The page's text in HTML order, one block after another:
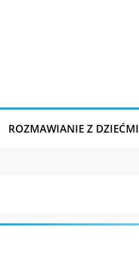
ROZMAWIANIE Z DZIEĆMI